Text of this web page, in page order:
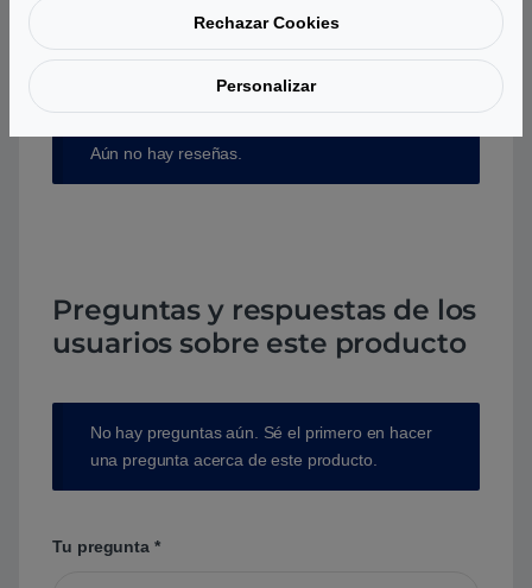
Aún no hay reseñas.
Preguntas y respuestas de los
usuarios sobre este producto
No hay preguntas aún. Sé el primero en hacer
una pregunta acerca de este producto.
Tu pregunta *
Rechazar Cookies
Personalizar